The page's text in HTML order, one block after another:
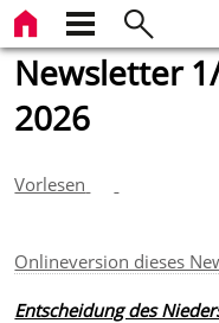
Newsletter
2026
Vorlesen
Onlineversion dieses
Entscheidung des